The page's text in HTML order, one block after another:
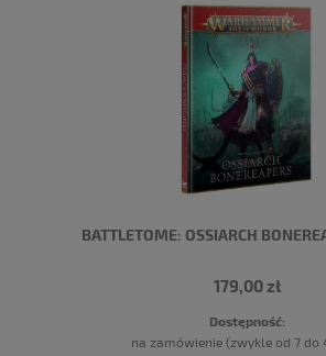
BATTLETOME: OSSIARCH
179,00 zł
Dostępność:
na zamówienie (zwykle od 7 do